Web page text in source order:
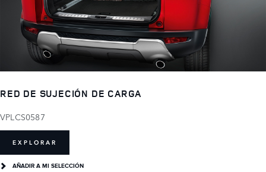
RED DE SUJECIÓN DE CARGA
VPLCS0587
EXPLORAR
AÑADIR A MI SELECCIÓN